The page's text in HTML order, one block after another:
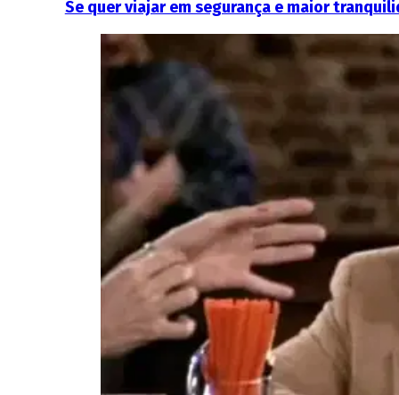
Se quer viajar em segurança e maior